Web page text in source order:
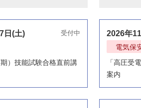
受付中
日(土)
）技能試験合格直前講
2026年
電気保
「高圧受
案内